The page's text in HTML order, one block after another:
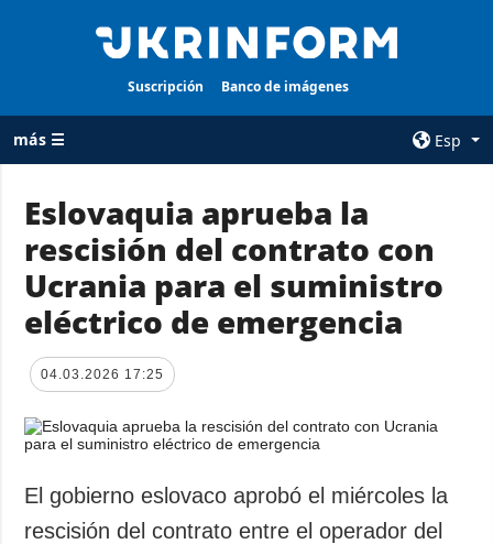
Suscripción Banco de imágenes
más ☰
Esp
TODAS LAS
CATEGORÍAS
Guerra
Reconstrucción
de Ucrania
Política
Economía
Sociedad y
Cultura
AGENCIA
sobre la agencia
contacto
condiciones de
Política de
protección de
Eslovaquia aprueba la
rescisión del contrato con
Ucrania para el suministro
eléctrico de emergencia
04.03.2026 17:25
El gobierno eslovaco aprobó el miércoles la
rescisión del contrato entre el operador del